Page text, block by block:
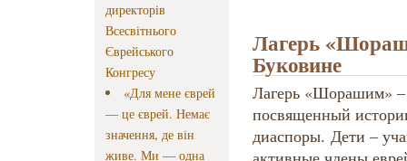
директорів
Всесвітнього
Єврейського
Конгресу
«Для мене єврей
— це єврей. Немає
значення, де він
живе. Ми — одна
Лагерь
Буковине
Лагерь «Шорашим»
посвященный
диаспоры. Дети –